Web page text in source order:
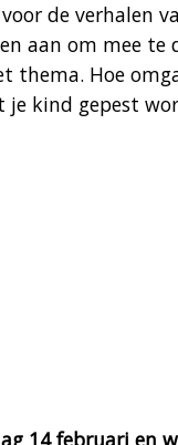
de verhalen
aan om mee te
thema. Hoe
kind gepest